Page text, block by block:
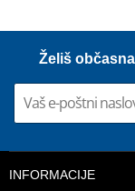
přesná,
odolné proti
materiál: TPU
hmotnost: 300 g
Želiš
INFORMACIJE